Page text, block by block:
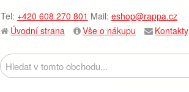
Tel: +420 608 270 801 Mail: eshop@rappa.cz
Úvodní strana
Vše o nákupu Kontakty